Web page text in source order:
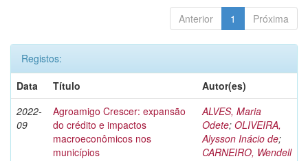
Anterior 1 Próxima
Registos:
Data
Título
Autor(es)
2022-
09
Agroamigo Crescer: expansão
do crédito e impactos
macroeconômicos nos
municípios
ALVES, Maria
Odete; OLIVEIRA,
Alysson Inácio de;
CARNEIRO, Wendell